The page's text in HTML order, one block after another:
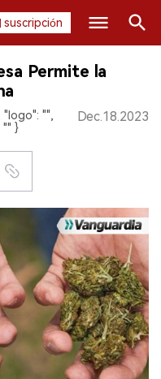
suscripción
Buscar
Permite la
"",
"" }
Dec.18.2023